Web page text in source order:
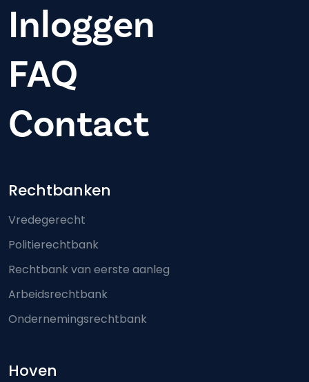
Inloggen
FAQ
Contact
Footer-menu
Rechtbanken
Vredegerecht
Politierechtbank
Rechtbank van eerste aanleg
Arbeidsrechtbank
Ondernemingsrechtbank
Hoven